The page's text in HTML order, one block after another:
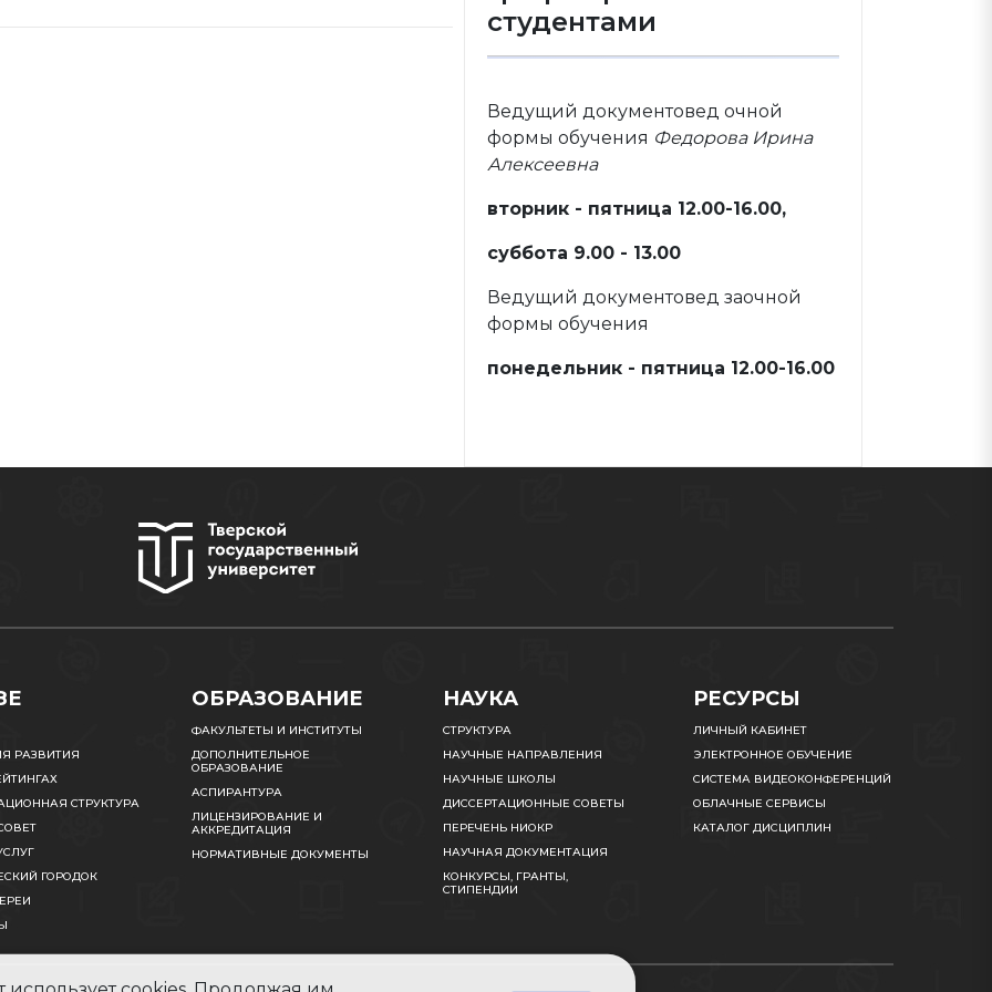
студентами
Ведущий документовед очной
формы обучения Федорова Ирина
Алексеевна
вторник - пятница 12.00-16.00,
суббота 9.00 - 13.00
Ведущий документовед заочной
формы обучения
понедельник - пятница 12.00-16.00
РАЗВИТИЯ
СТРУКТУРА
ГОРОДОК
ОБРАЗОВАНИЕ
ФАКУЛЬТЕТЫ И ИНСТИТУТЫ
ДОПОЛНИТЕЛЬНОЕ
ОБРАЗОВАНИЕ
АСПИРАНТУРА
ЛИЦЕНЗИРОВАНИЕ И
АККРЕДИТАЦИЯ
НОРМАТИВНЫЕ ДОКУМЕНТЫ
НАУКА
СТРУКТУРА
НАУЧНЫЕ НАПРАВЛЕНИЯ
НАУЧНЫЕ ШКОЛЫ
ДИССЕРТАЦИОННЫЕ СОВЕТЫ
ПЕРЕЧЕНЬ НИОКР
НАУЧНАЯ ДОКУМЕНТАЦИЯ
КОНКУРСЫ, ГРАНТЫ,
СТИПЕНДИИ
РЕСУРСЫ
ЛИЧНЫЙ КАБИНЕТ
ЭЛЕКТРОННОЕ ОБУЧЕНИЕ
СИСТЕМА ВИДЕОКОНФЕРЕНЦИЙ
ОБЛАЧНЫЕ СЕРВИСЫ
КАТАЛОГ ДИСЦИПЛИН